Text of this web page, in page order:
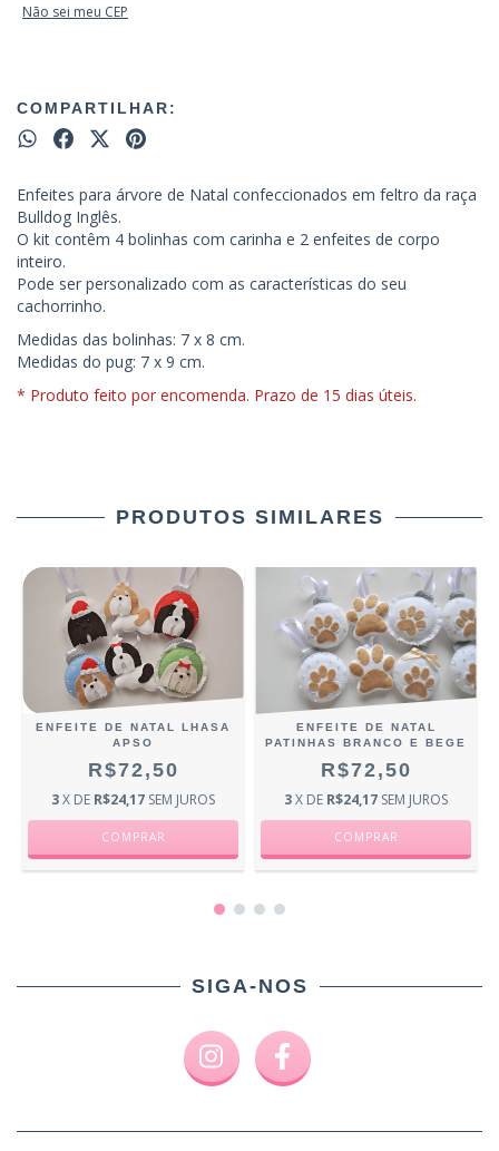
Não sei meu CEP
COMPARTILHAR:
Enfeites para árvore de Natal confeccionados em feltro da raça
Bulldog Inglês.
O kit contêm 4 bolinhas com carinha e 2 enfeites de corpo
inteiro.
Pode ser personalizado com as características do seu
cachorrinho.
Medidas das bolinhas: 7 x 8 cm.
Medidas do pug: 7 x 9 cm.
* Produto feito por encomenda. Prazo de 15 dias úteis.
PRODUTOS SIMILARES
ENFEITE DE NATAL LHASA
APSO
R$72,50
3X DE R$24,17 SEM JUROS
ENFEITE DE NATAL
PATINHAS BRANCO E BEGE
R$72,50
3X DE R$24,17 SEM JUROS
SIGA-NOS